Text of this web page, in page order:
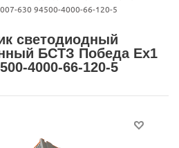
630 94500-4000-66-120-5
светодиодный
БСТЗ Победа Ex1
4000-66-120-5